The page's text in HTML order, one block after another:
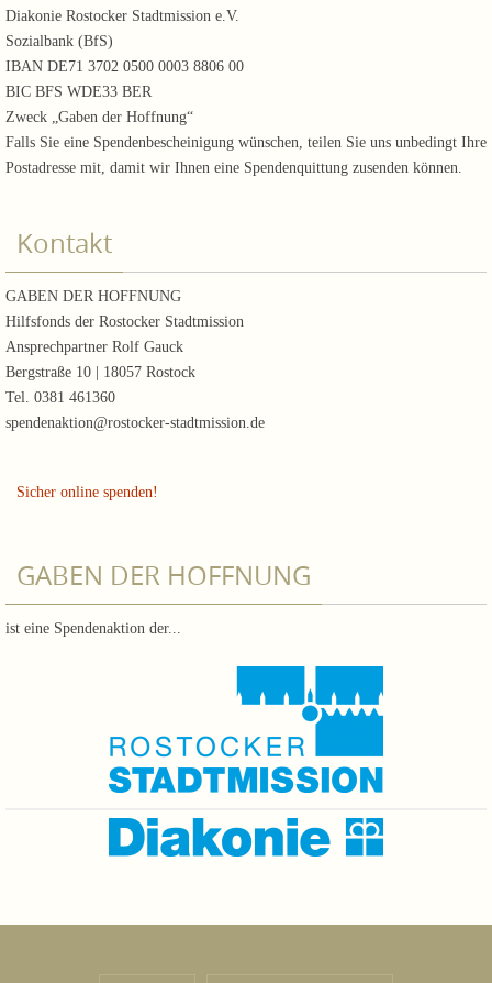
Diakonie Rostocker Stadtmission e.V.
Sozialbank (BfS)
IBAN DE71 3702 0500 0003 8806 00
BIC BFS WDE33 BER
Zweck „Gaben der Hoffnung“
Falls Sie eine Spendenbescheinigung wünschen, teilen Sie uns unbedingt Ihre
Postadresse mit, damit wir Ihnen eine Spendenquittung zusenden können.
Kontakt
GABEN DER HOFFNUNG
Hilfsfonds der Rostocker Stadtmission
Ansprechpartner Rolf Gauck
Bergstraße 10 | 18057 Rostock
Tel. 0381 461360
spendenaktion@rostocker-stadtmission.de
Sicher online spenden!
GABEN DER HOFFNUNG
ist eine Spendenaktion der...